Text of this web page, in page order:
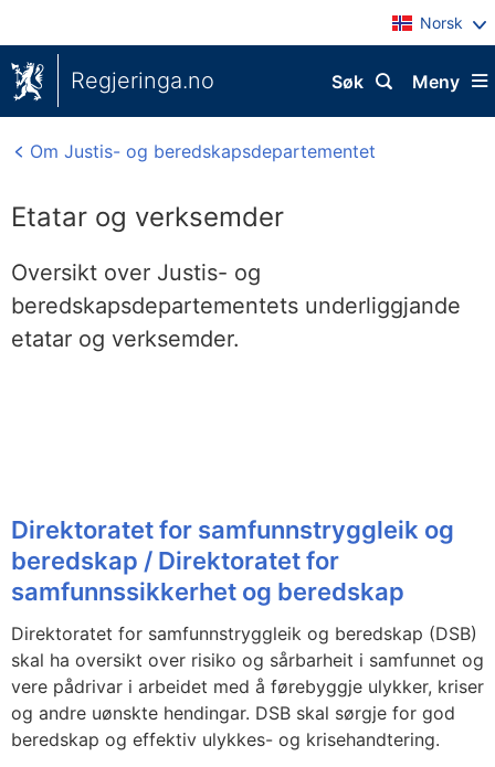
Norsk
Regjeringa.no Meny
Søk
Om Justis- og beredskapsdepartementet
Etatar og verksemder
Oversikt over Justis- og
beredskapsdepartementets underliggjande
etatar og verksemder.
Direktoratet for samfunnstryggleik og
beredskap / Direktoratet for
samfunnssikkerhet og beredskap
Direktoratet for samfunnstryggleik og beredskap (DSB)
skal ha oversikt over risiko og sårbarheit i samfunnet og
vere pådrivar i arbeidet med å førebyggje ulykker, kriser
og andre uønskte hendingar. DSB skal sørgje for god
beredskap og effektiv ulykkes- og krisehandtering.